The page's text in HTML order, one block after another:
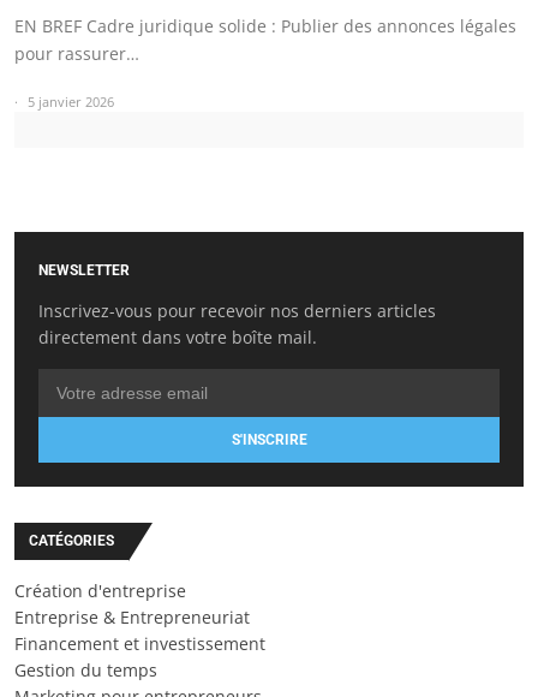
EN BREF Cadre juridique solide : Publier des annonces légales
pour rassurer…
5 janvier 2026
NEWSLETTER
Inscrivez-vous pour recevoir nos derniers articles
directement dans votre boîte mail.
S'INSCRIRE
CATÉGORIES
Création d'entreprise
Entreprise & Entrepreneuriat
Financement et investissement
Gestion du temps